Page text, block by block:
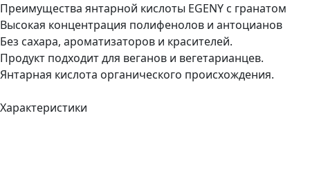
Преимущества янтарной кислоты EGENY с гранатом
Высокая концентрация полифенолов и антоцианов
Без сахара, ароматизаторов и красителей.
Продукт подходит для веганов и вегетарианцев.
Янтарная кислота органического происхождения.
Характеристики